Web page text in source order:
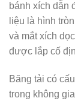
bánh xích dẫn
liệu là hình
và mắt xích
được lắp cố
Băng tải có
trong không